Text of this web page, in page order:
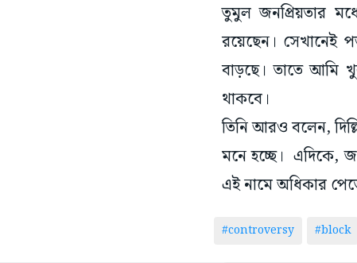
তুমুল জনপ্রিয়তার
রয়েছেন। সেখানেই
বাড়ছে। তাতে আমি
থাকবে।
তিনি আরও বলেন,
মনে হচ্ছে। এদিকে,
এই নামে অধিকার
#controversy #block